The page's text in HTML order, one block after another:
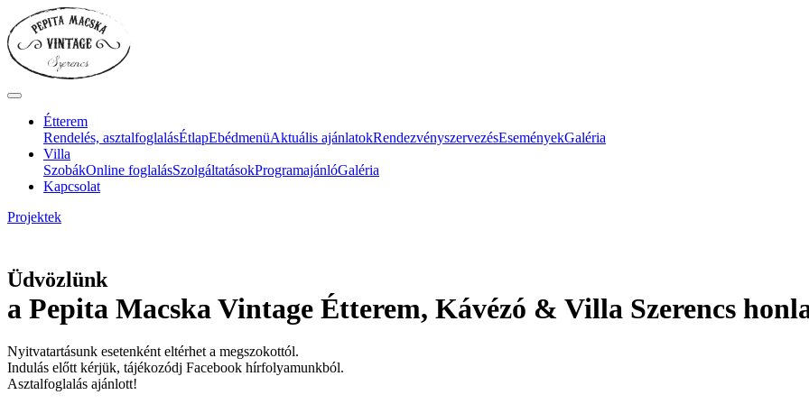
Étterem
Rendelés, asztalfoglalásÉtlapEbédmenüAktuális ajánlatokRendezvényszervezésEseményekGaléria
Villa
SzobákOnline foglalásSzolgáltatásokProgramajánlóGaléria
Kapcsolat
Projektek
Üdvözlünk
a Pepita Macska Vintage Étterem, Kávézó & Villa Szerencs
Nyitvatartásunk esetenként eltérhet a megszokottól.
Indulás előtt kérjük, tájékozódj Facebook hírfolyamunkból.
Asztalfoglalás ajánlott!